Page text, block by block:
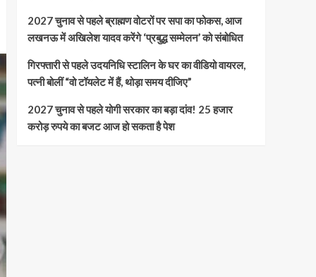
2027 चुनाव से पहले ब्राह्मण वोटरों पर सपा का फोकस, आज
लखनऊ में अखिलेश यादव करेंगे ‘प्रबुद्ध सम्मेलन’ को संबोधित
गिरफ्तारी से पहले उदयनिधि स्टालिन के घर का वीडियो वायरल,
पत्नी बोलीं “वो टॉयलेट में हैं, थोड़ा समय दीजिए”
2027 चुनाव से पहले योगी सरकार का बड़ा दांव! 25 हजार
करोड़ रुपये का बजट आज हो सकता है पेश